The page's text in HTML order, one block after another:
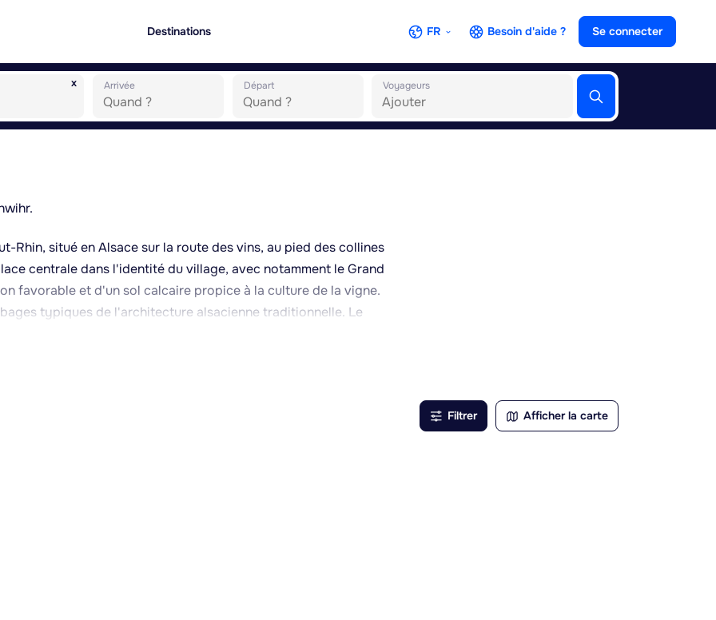
Destinations FR Besoin d'aide ? Se connecter
x Arrivée Départ Voyageurs
Rhin, situé en Alsace sur la route des vins, au pied des collines
centrale dans l'identité du village, avec notamment le Grand
favorable et d'un sol calcaire propice à la culture de la vigne.
typiques de l'architecture alsacienne traditionnelle. Le
région ainsi que Colmar, à une vingtaine de kilomètres. Les
semi-continental, avec des étés chauds et secs, favorise la
Les caves locales proposent souvent des
Filtrer Afficher la carte